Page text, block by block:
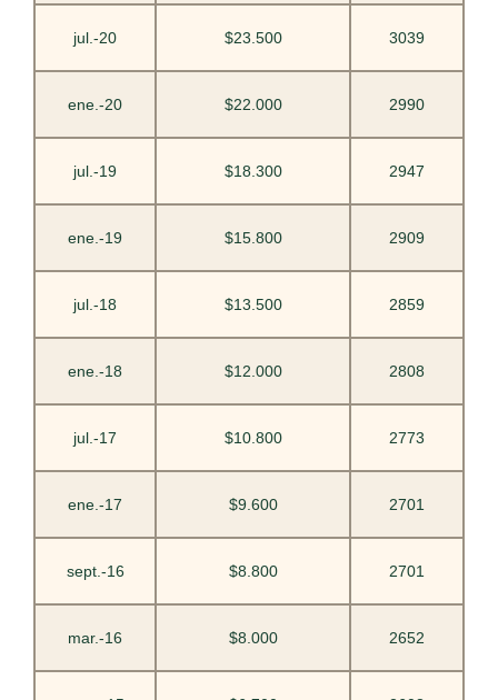
jul.-20 $23.500 3039
ene.-20 $22.000 2990
jul.-19 $18.300 2947
ene.-19 $15.800 2909
jul.-18 $13.500 2859
ene.-18 $12.000 2808
jul.-17 $10.800 2773
ene.-17 $9.600 2701
sept.-16 $8.800 2701
mar.-16 $8.000 2652